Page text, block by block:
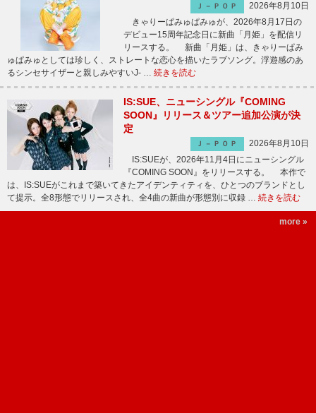
Ｊ－ＰＯＰ
2026年8月10日
きゃりーぱみゅぱみゅが、2026年8月17日の
デビュー15周年記念日に新曲「月姫」を配信リ
リースする。 新曲「月姫」は、きゃりーぱみ
ゅぱみゅとしては珍しく、ストレートな恋心を描いたラブソング。浮遊感のあ
るシンセサイザーと親しみやすいJ- … 続きを読む
IS:SUE、ニューシングル『COMING
SOON』リリース＆ツアー追加公演が決
定
Ｊ－ＰＯＰ
2026年8月10日
IS:SUEが、2026年11月4日にニューシングル
『COMING SOON』をリリースする。 本作で
は、IS:SUEがこれまで築いてきたアイデンティティを、ひとつのブランドとし
て提示。全8形態でリリースされ、全4曲の新曲が形態別に収録 … 続きを読む
more »